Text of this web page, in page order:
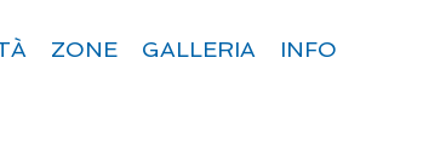
ZONE GALLERIA INFO